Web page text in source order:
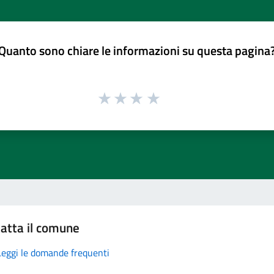
sono chiare le informazioni su questa
il comune
le domande frequenti